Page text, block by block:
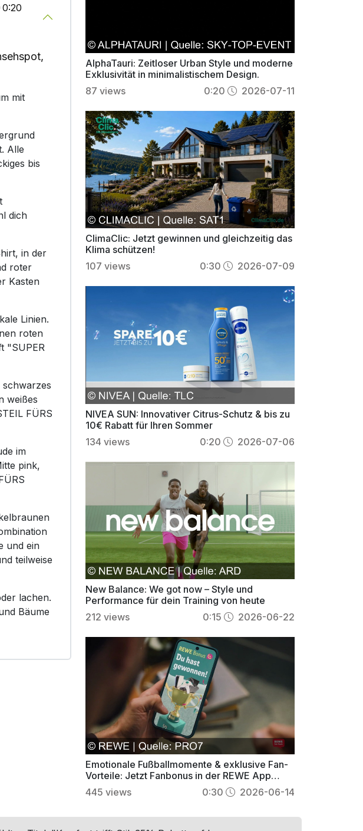
0:20
mit
Alle
bis
dich
in der
roter
Kasten
Linien.
roten
"SUPER
weißes
FÜRS
im
pink,
und ein
teilweise
lachen.
Bäume
AlphaTauri: Zeitloser Urban Style und moderne
Exklusivität in minimalistischem Design.
87 views 0:20 2026-07-11
ClimaClic: Jetzt gewinnen und gleichzeitig das
Klima schützen!
107 views 0:30 2026-07-09
NIVEA SUN: Innovativer Citrus-Schutz & bis zu
10€ Rabatt für Ihren Sommer
134 views 0:20 2026-07-06
New Balance: We got now – Style und
Performance für dein Training von heute
212 views 0:15 2026-06-22
Emotionale Fußballmomente & exklusive Fan-
Vorteile: Jetzt Fanbonus in der REWE App
sichern!
445 views 0:30 2026-06-14